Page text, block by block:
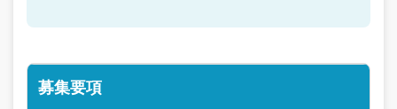
募集要項